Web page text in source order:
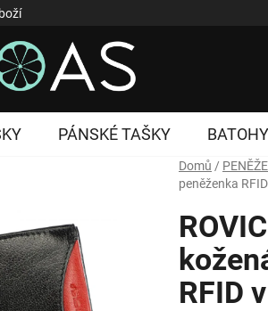
PÁNSKÉ TAŠKY BATOHY
Domů /
peněženka
RFID